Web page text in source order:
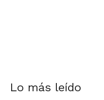
Lo más leído